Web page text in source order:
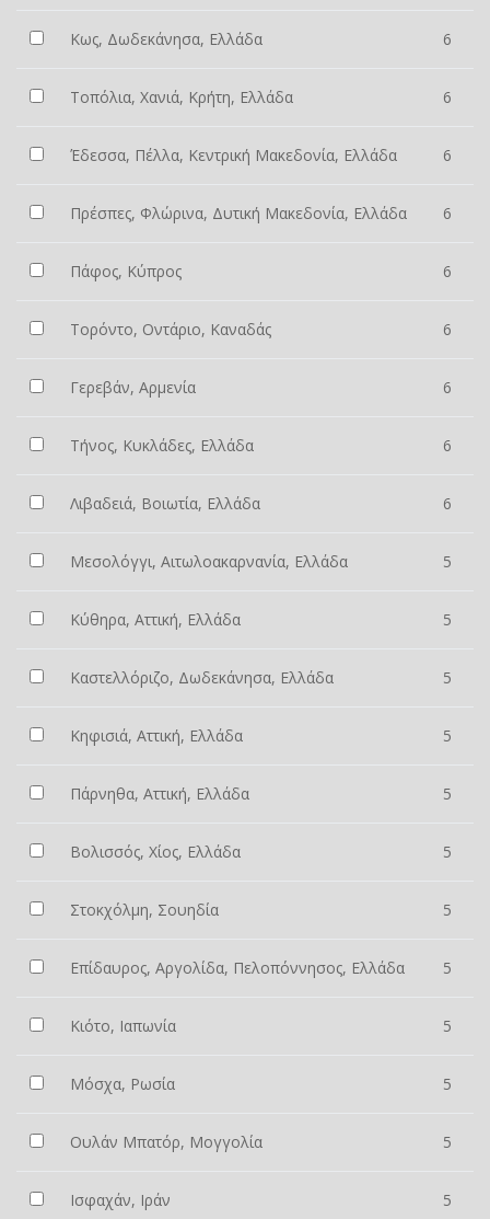
Κως, Δωδεκάνησα, Ελλάδα 6
Τοπόλια, Χανιά, Κρήτη, Ελλάδα 6
Έδεσσα, Πέλλα, Κεντρική Μακεδονία, Ελλάδα 6
Πρέσπες, Φλώρινα, Δυτική Μακεδονία, Ελλάδα 6
Πάφος, Κύπρος 6
Τορόντο, Οντάριο, Καναδάς 6
Γερεβάν, Αρμενία 6
Τήνος, Κυκλάδες, Ελλάδα 6
Λιβαδειά, Βοιωτία, Ελλάδα 6
Μεσολόγγι, Αιτωλοακαρνανία, Ελλάδα 5
Κύθηρα, Αττική, Ελλάδα 5
Καστελλόριζο, Δωδεκάνησα, Ελλάδα 5
Κηφισιά, Αττική, Ελλάδα 5
Πάρνηθα, Αττική, Ελλάδα 5
Βολισσός, Χίος, Ελλάδα 5
Στοκχόλμη, Σουηδία 5
Επίδαυρος, Αργολίδα, Πελοπόννησος, Ελλάδα 5
Κιότο, Ιαπωνία 5
Μόσχα, Ρωσία 5
Ουλάν Μπατόρ, Μογγολία 5
Ισφαχάν, Ιράν 5